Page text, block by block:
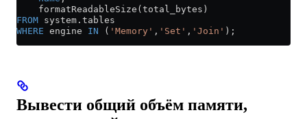
    formatReadableSize(total_bytes)
FROM system . tables
WHERE engine IN ( 'Memory' , 'Set' , 'Join' );
Вывести общий объём памяти,